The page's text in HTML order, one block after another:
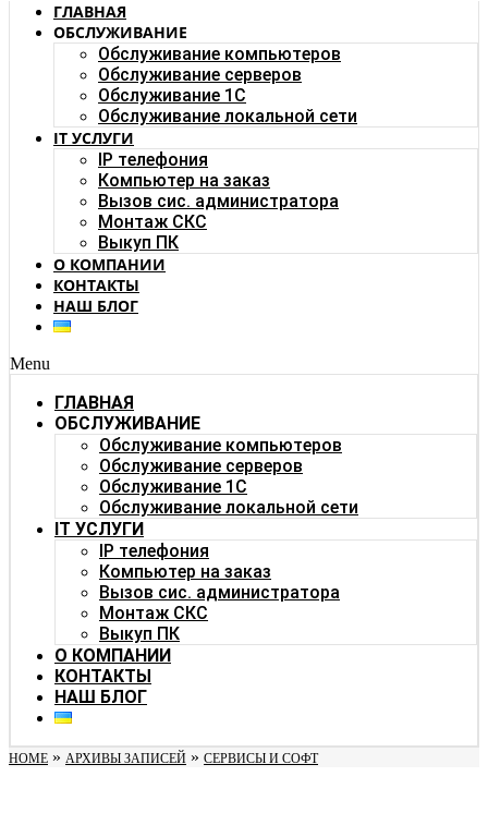
ГЛАВНАЯ
ОБСЛУЖИВАНИЕ
Обслуживание компьютеров
Обслуживание серверов
Обслуживание 1C
Обслуживание локальной сети
IT УСЛУГИ
IP телефония
Компьютер на заказ
Вызов сис. администратора
Монтаж СКС
Выкуп ПК
О КОМПАНИИ
КОНТАКТЫ
НАШ БЛОГ
Menu
ГЛАВНАЯ
ОБСЛУЖИВАНИЕ
Обслуживание компьютеров
Обслуживание серверов
Обслуживание 1C
Обслуживание локальной сети
IT УСЛУГИ
IP телефония
Компьютер на заказ
Вызов сис. администратора
Монтаж СКС
Выкуп ПК
О КОМПАНИИ
КОНТАКТЫ
НАШ БЛОГ
HOME » АРХИВЫ ЗАПИСЕЙ » СЕРВИСЫ И СОФТ